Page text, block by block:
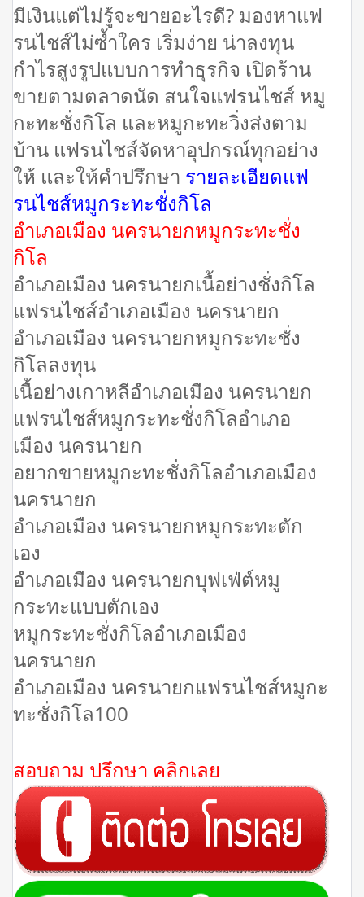
มีเงินแต่ไม่รู้จะขายอะไรดี? มองหาแฟ
รนไชส์ไม่ซ้ำใคร เริ่มง่าย น่าลงทุน
กำไรสูงรูปแบบการทำธุรกิจ เปิดร้าน
ขายตามตลาดนัด สนใจแฟรนไชส์ หมู
กะทะชั่งกิโล และหมูกะทะวิ่งส่งตาม
บ้าน แฟรนไชส์จัดหาอุปกรณ์ทุกอย่าง
ให้ และให้คำปรึกษา รายละเอียดแฟ
รนไชส์หมูกระทะชั่งกิโล
อำเภอเมือง นครนายกหมูกระทะชั่ง
กิโล
อำเภอเมือง นครนายกเนื้อย่างชั่งกิโล
แฟรนไชส์อำเภอเมือง นครนายก
อำเภอเมือง นครนายกหมูกระทะชั่ง
กิโลลงทุน
เนื้อย่างเกาหลีอำเภอเมือง นครนายก
แฟรนไชส์หมูกระทะชั่งกิโลอำเภอ
เมือง นครนายก
อยากขายหมูกะทะชั่งกิโลอำเภอเมือง
นครนายก
อำเภอเมือง นครนายกหมูกระทะตัก
เอง
อำเภอเมือง นครนายกบุฟเฟ่ต์หมู
กระทะแบบตักเอง
หมูกระทะชั่งกิโลอำเภอเมือง
นครนายก
อำเภอเมือง นครนายกแฟรนไชส์หมูกะ
ทะชั่งกิโล100
สอบถาม ปรึกษา คลิกเลย